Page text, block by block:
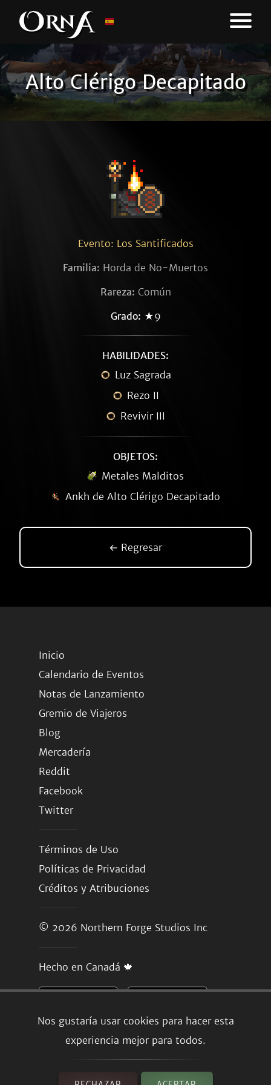
Alto Clérigo Decapitado
Nos gustaría usar cookies para hacer esta
experiencia mejor para todos.
Evento: Los Santificados
Familia: Horda de No-Muertos
Rareza: Común
Grado: ★9
HABILIDADES:
Luz Sagrada
Rezo II
Revivir III
OBJETOS:
Metales Malditos
Ankh de Alto Clérigo Decapitado
← Regresar
Inicio
Calendario de Eventos
Notas de Lanzamiento
Gremio de Viajeros
Blog
Mercadería
Reddit
Facebook
Twitter
Términos de Uso
Políticas de Privacidad
Créditos y Atribuciones
© 2026 Northern Forge Studios Inc
Hecho en Canadá 🍁